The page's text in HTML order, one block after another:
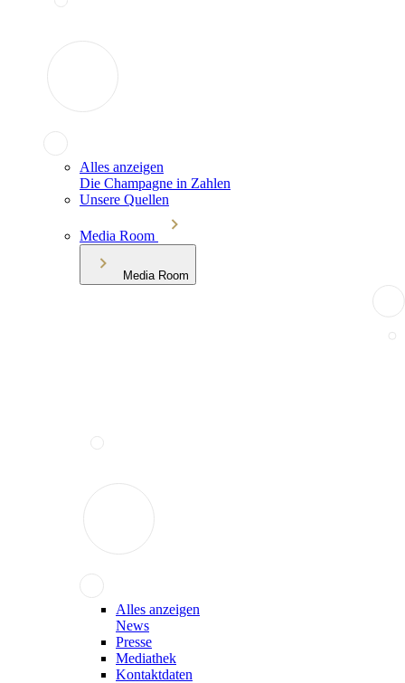
Alles anzeigen
Die Champagne in Zahlen
Unsere Quellen
Media Room
Media Room
Alles anzeigen
News
Presse
Mediathek
Kontaktdaten